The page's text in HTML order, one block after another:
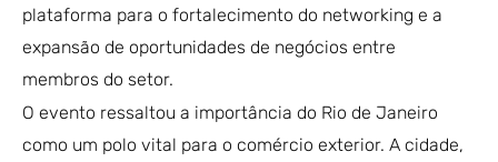
plataforma para o fortalecimento do networking e a
expansão de oportunidades de negócios entre
membros do setor.
O evento ressaltou a importância do Rio de Janeiro
como um polo vital para o comércio exterior. A cidade,